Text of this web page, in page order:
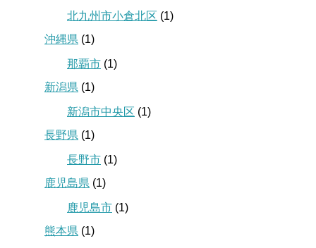
北九州市小倉北区 (1)
沖縄県 (1)
那覇市 (1)
新潟県 (1)
新潟市中央区 (1)
長野県 (1)
長野市 (1)
鹿児島県 (1)
鹿児島市 (1)
熊本県 (1)